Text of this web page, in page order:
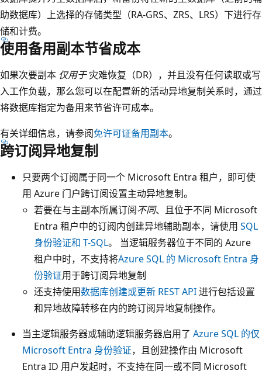
助数据库）上选择的存储类型（RA-GRS、ZRS、LRS）下进行存
储和计费。
使用备用副本节省成本
如果次要副本 仅用于灾难恢复（DR），并且没有任何读取或写
入工作负载，那么您可以在配置新的活动异地复制关系时，通过
将数据库指定为备用来节省许可成本。
有关详细信息，请参阅免许可证备用副本。
跨订阅异地复制
只要两个订阅属于同一个 Microsoft Entra 租户，即可使
用 Azure 门户跨订阅设置主动异地复制。
若要在与主副本所属订阅不同、且位于不同 Microsoft
Entra 租户中的订阅内创建异地辅助副本，请使用 SQL
身份验证和 T-SQL。 当逻辑服务器位于不同的 Azure
租户中时，不支持将Azure SQL 的 Microsoft Entra 身
份验证用于跨订阅异地复制
还支持使用数据库创建或更新 REST API进行包括设置
和异地故障转移在内的跨订阅异地复制操作。
当主逻辑服务器或辅助逻辑服务器启用了 Azure SQL 的仅
Microsoft Entra 身份验证，且创建操作由 Microsoft
Entra ID 用户发起时，不支持在同一或不同 Microsoft